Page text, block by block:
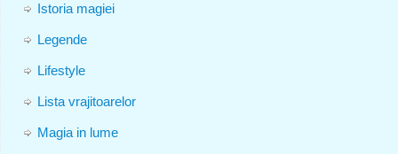
Istoria magiei
Legende
Lifestyle
Lista vrajitoarelor
Magia in lume